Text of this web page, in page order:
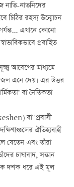
নাতনিদের
চিঠির রহস্য উন্মোচন
এখানে কোনো
প্রবাহিত
আবেগের মাধ্যমে
এনে দেয়। এর উত্তর
বা নৈতিকতা
বা 'প্রবাসী
ঐতিহ্যবাহী
যেতেন এবং তাঁরা
চাষাবাদ, সন্তান
দশক ধরে এই মূল